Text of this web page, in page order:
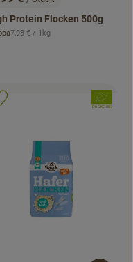
Warenkorb hinzufügen
Protein Flocken 500g
, Referenzpreis:
7,98 € / 1kg
Warenkorb hinzufügen
, Verband:
, Kontrollstelle:
DE-ÖKO-007
Produkt zu Favouriten hinzufügen